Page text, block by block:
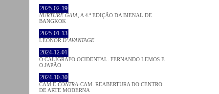
2025-02-19
NURTURE GAIA , A 4.ª EDIÇÃO DA BIENAL DE
BANGKOK
2025-01-13
LEONOR D’AVANTAGE
2024-12-01
O CALÍGRAFO OCIDENTAL. FERNANDO LEMOS E
O JAPÃO
2024-10-30
CAM E CONTRA-CAM. REABERTURA DO CENTRO
DE ARTE MODERNA